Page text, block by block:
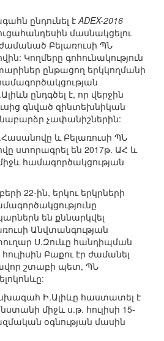
ընդունել էADEX-2016
մասնակցելու
Բելառուսի ՊՆ
Կողմերը գոհունակություն
ընթացող երկկողմանի
ընդգծել է, որ վերջին
գնված զինտեխնիկան
չափանիշներին:
և Բելառուսի ՊՆ
ստորագրել են 2017թ. ԱՀ և
համագործակցության
22-ին, երկու երկրների
են քննարկվել
Անվտանգության
Ս.Զուևը հանդիպման
Բաքու էր ժամանել
շտաբի պետ, ՊՆ
Ի.Ալիևը հաստատել է
միջև ս.թ. հուլիսի 15-
օգնության մասին